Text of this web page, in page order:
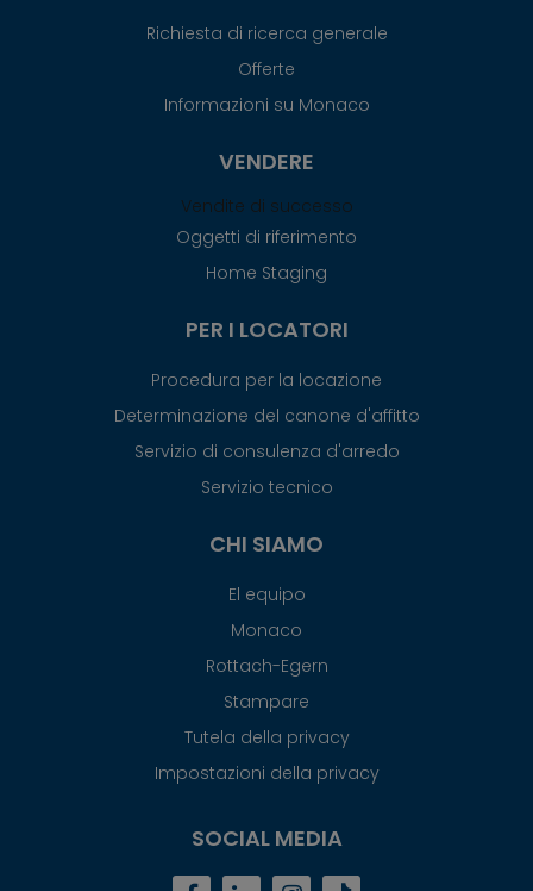
Richiesta di ricerca generale
Offerte
Informazioni su Monaco
VENDERE
Vendite di successo
Oggetti di riferimento
Home Staging
PER I LOCATORI
Procedura per la locazione
Determinazione del canone d'affitto
Servizio di consulenza d'arredo
Servizio tecnico
CHI SIAMO
El equipo
Monaco
Rottach-Egern
Stampare
Tutela della privacy
Impostazioni della privacy
SOCIAL MEDIA